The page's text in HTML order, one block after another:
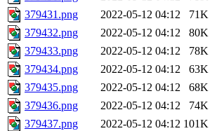
379431.png
2022-05-12 04:12
71K
379432.png
2022-05-12 04:12
80K
379433.png
2022-05-12 04:12
78K
379434.png
2022-05-12 04:12
63K
379435.png
2022-05-12 04:12
68K
379436.png
2022-05-12 04:12
74K
379437.png
2022-05-12 04:12 101K